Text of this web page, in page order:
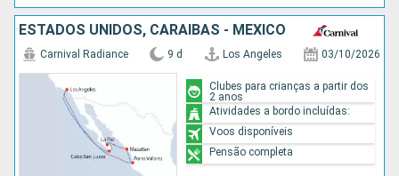
ESTADOS UNIDOS, CARAIBAS - MEXICO
Carnival Radiance 9 d Los Angeles 03/10/2026
Clubes para crianças a partir dos
2 anos
Atividades a bordo incluídas:
Voos disponíveis
Pensão completa